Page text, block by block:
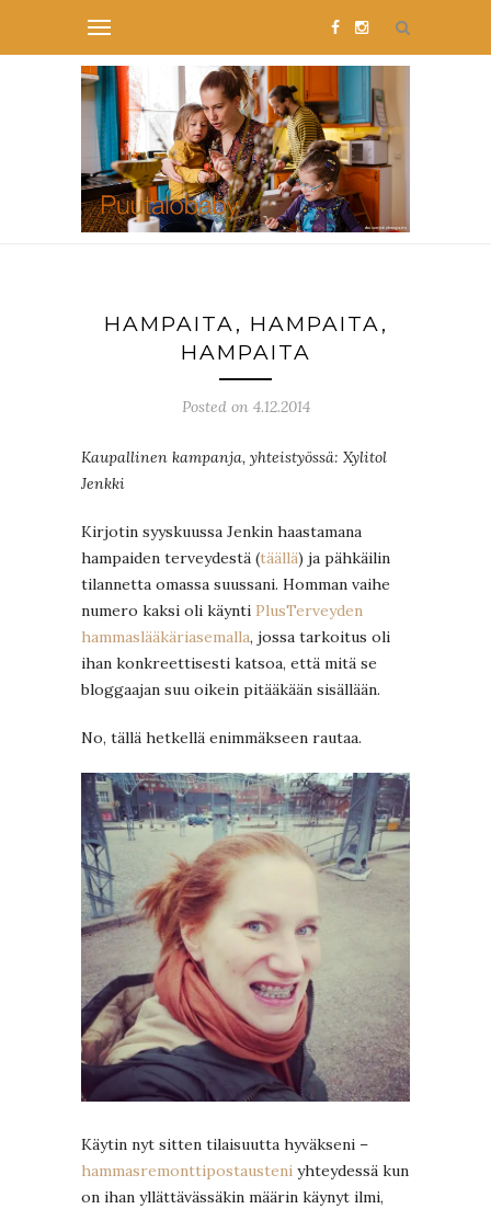
HAMPAITA, HAMPAITA,
HAMPAITA
Posted on 4.12.2014
Kaupallinen kampanja, yhteistyössä: Xylitol
Jenkki
Kirjotin syyskuussa Jenkin haastamana
hampaiden terveydestä (täällä) ja pähkäilin
tilannetta omassa suussani. Homman vaihe
numero kaksi oli käynti PlusTerveyden
hammaslääkäriasemalla, jossa tarkoitus oli
ihan konkreettisesti katsoa, että mitä se
bloggaajan suu oikein pitääkään sisällään.
No, tällä hetkellä enimmäkseen rautaa.
Käytin nyt sitten tilaisuutta hyväkseni –
hammasremonttipostausteni yhteydessä kun
on ihan yllättävässäkin määrin käynyt ilmi,